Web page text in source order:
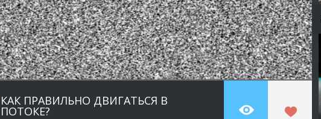
КАК ПРАВИЛЬНО ДВИГАТЬСЯ В
ПОТОКЕ?